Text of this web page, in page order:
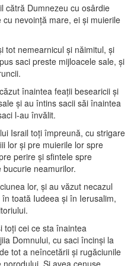
cătră Dumnezeu cu osârdie
nevoinţă mare, ei şi muierile
tot nemearnicul şi năimitul, şi
saci preste mijloacele sale, şi
înaintea feaţii besearicii şi
şi au întins sacii săi înaintea
l-au învălit.
Israil toţi împreună, cu strigare
lor şi pre muierile lor spre
perire şi sfintele spre
neamurilor.
lor, şi au văzut necazul
toată Iudeea şi în Ierusalim,
toţi cei ce sta înaintea
Domnului, cu saci încinşi la
tot a neîncetării şi rugăciunile
Şi avea cenuşe